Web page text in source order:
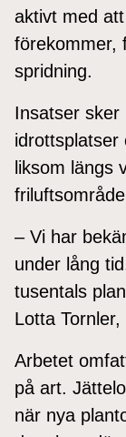
aktivt med
förekommer,
spridning.
Insatser sker
idrottsplatser
liksom längs
– Vi har
under lång
tusentals
Lotta
Arbetet
på art.
när nya